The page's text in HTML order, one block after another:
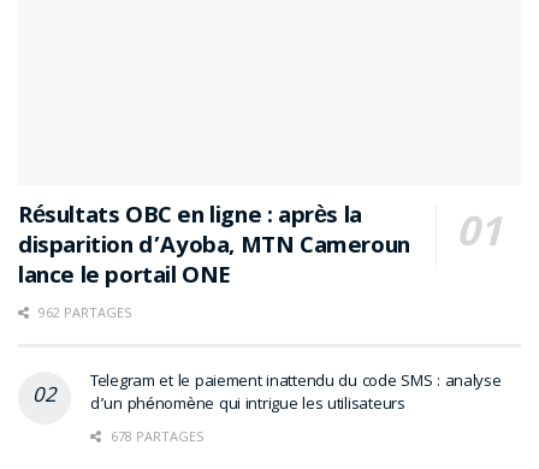
Résultats OBC en ligne : après la
disparition d’Ayoba, MTN Cameroun
lance le portail ONE
962 PARTAGES
Telegram et le paiement inattendu du code SMS : analyse
d’un phénomène qui intrigue les utilisateurs
678 PARTAGES